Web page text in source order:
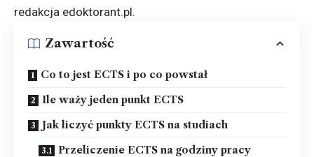
redakcja edoktorant.pl.
Zawartość
Co to jest ECTS i po co powstał
Ile waży jeden punkt ECTS
Jak liczyć punkty ECTS na studiach
Przeliczenie ECTS na godziny pracy